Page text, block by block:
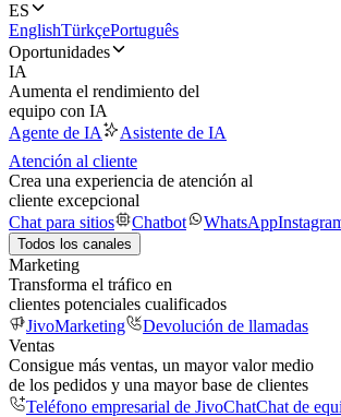
ES
EnglishTürkçePortuguês
Oportunidades
IA
Aumenta el rendimiento del
equipo con IA
Agente de IA
Asistente de IA
Atención al cliente
Crea una experiencia de atención al
cliente excepcional
Chat para sitios
Chatbot WhatsApp
Todos los canales
Marketing
Transforma el tráfico en
clientes potenciales cualificados
JivoMarketing
Devolución de llamadas
Ventas
Consigue más ventas, un mayor valor medio
de los pedidos y una mayor base de clientes
Teléfono empresarial de JivoChatChat de